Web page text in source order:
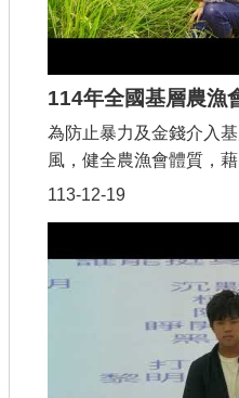
113-12-19
為防止暴力及金錢介入
風，健全農漁會體質，
舟」的雙手，傳達雙手